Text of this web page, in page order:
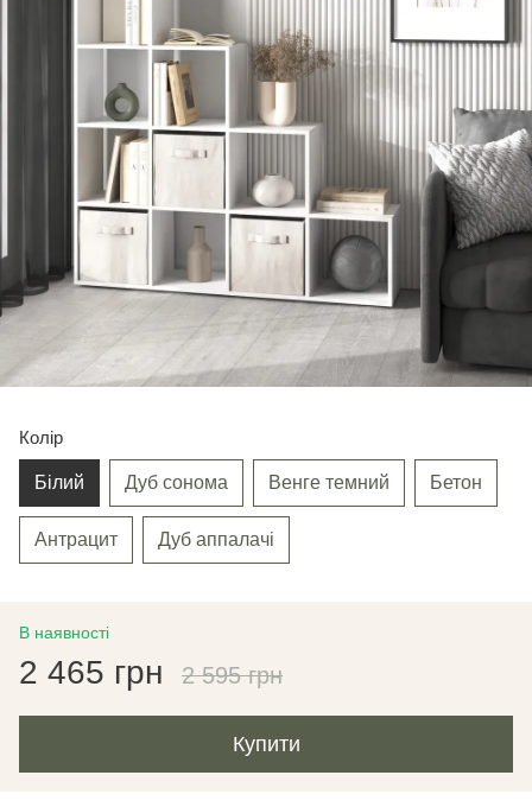
Колір
Білий Дуб сонома Венге темний Бетон
Антрацит Дуб аппалачі
В наявності
2 465 грн 2 595 грн
Купити